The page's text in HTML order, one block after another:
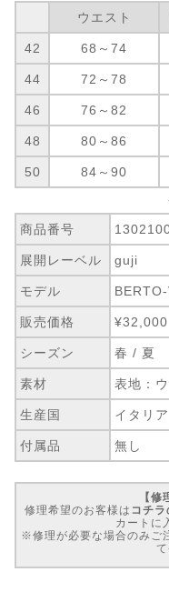
ウエスト
42 68～74
44 72～78
46 76～82
48 80～86
50 84～90
商品番号
展開レーベル guji
モデル
販売価格
シーズン 春 / 夏
素材 表地：
生産国 イタリア
付属品 無し
【修
修理希望のお客様は コチ
カートに
※修理が必要な場合のみご